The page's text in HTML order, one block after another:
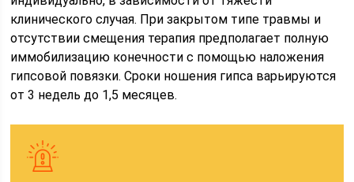
клинического случая. При закрытом типе травмы и
отсутствии смещения терапия предполагает полную
иммобилизацию конечности с помощью наложения
гипсовой повязки. Сроки ношения гипса варьируются
от 3 недель до 1,5 месяцев.